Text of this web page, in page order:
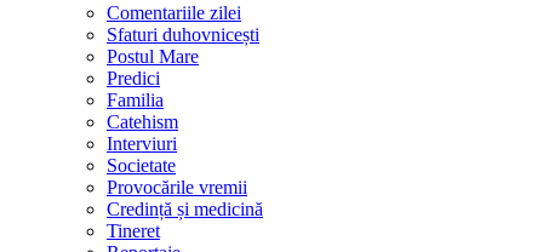
Comentariile zilei
Sfaturi duhovnicești
Postul Mare
Predici
Familia
Catehism
Interviuri
Societate
Provocările vremii
Credință și medicină
Tineret